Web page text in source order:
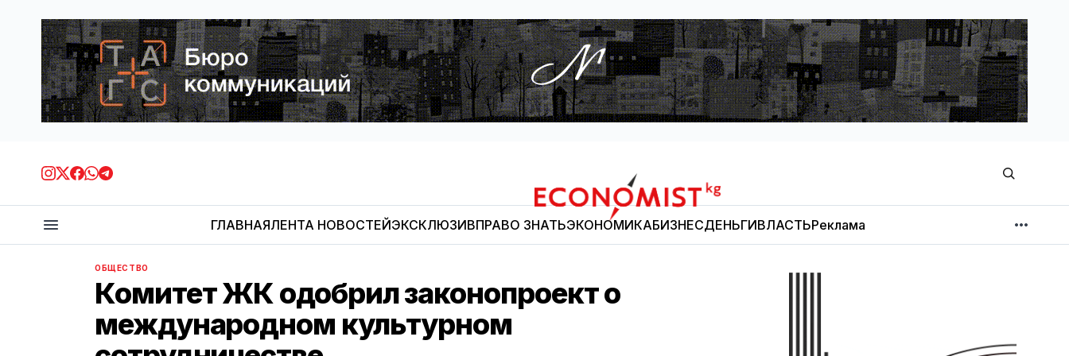
Economist.kg
ГЛАВНАЯЛЕНТА НОВОСТЕЙЭКСКЛЮЗИВПРАВО ЗНАТЬЭКОНОМИКАБИЗНЕСДЕНЬГИВЛАСТЬРеклама
МНЕНИЕ
ОБЩЕСТВО
Комитет ЖК одобрил законопроект о
международном культурном